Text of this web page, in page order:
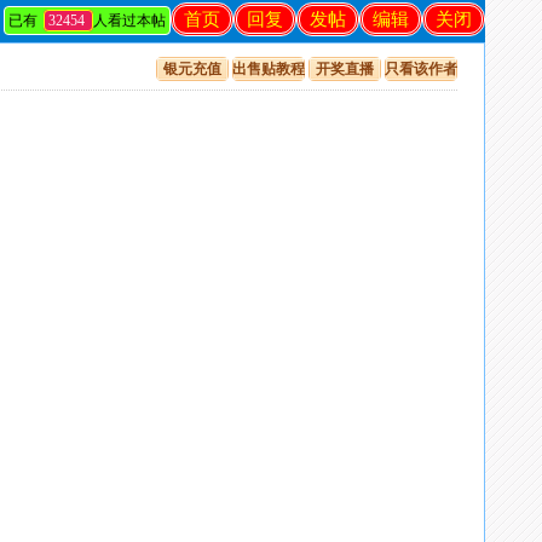
关闭
编辑
发帖
回复
首页
已有 32454 人看过本帖
银元充值 出售贴教程 开奖直播 只看该作者